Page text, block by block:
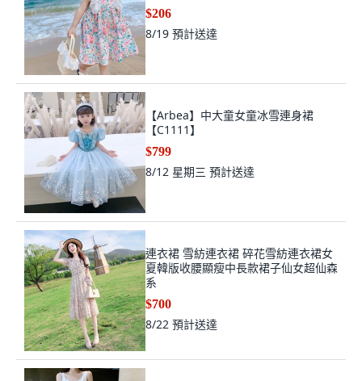
$206
8/19 預計送達
【Arbea】中大童女童冰雪連身裙
【C1111】
$799
8/12 星期三 預計送達
連衣裙 雪紡連衣裙 碎花雪紡連衣裙女
夏韓版收腰顯瘦中長款裙子仙女超仙森
系
$700
8/22 預計送達